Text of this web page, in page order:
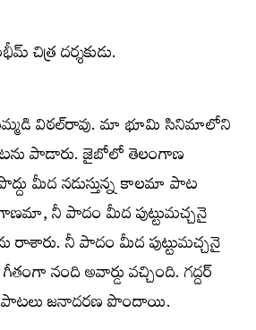
చిత్ర దర్శకుడు.
విఠల్‌రావు. మా భూమి సినిమాలోని
పాడారు. జైబోలో తెలంగాణ
మీద నడుస్తున్న కాలమా పాట
నీ పాదం మీద పుట్టుమచ్చనై
రాశారు. నీ పాదం మీద పుట్టుమచ్చనై
నంది అవార్డు వచ్చింది. గద్దర్
జనాదరణ పొందాయి.